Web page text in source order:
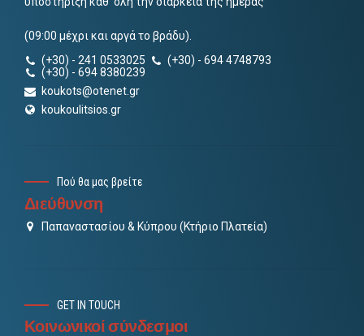
(09:00 μέχρι και αργά το βράδυ).
(+30) - 241 0533025
(+30) - 694 4748793
(+30) - 694 8380239
koukots@otenet.gr
koukoulitsios.gr
Πού θα μας βρείτε
Διεύθυνση
Παπαναστασίου & Κύπρου (Κτήριο Πλατεία)
GET IN TOUCH
Κοινωνικοί σύνδεσμοι